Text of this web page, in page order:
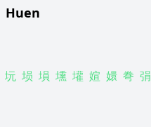
Huen
坃 埙 塤 壎 壦 媗 嬛 弮 弲